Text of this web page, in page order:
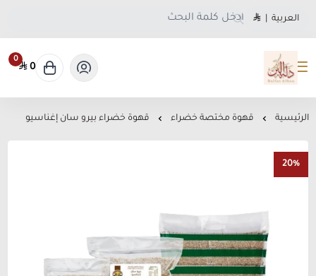
العربية
متجر دلة البن
0
0
الرئيسية قهوة مختصة خضراء قهوة خضراء بيرو سان إغناسيو
20%